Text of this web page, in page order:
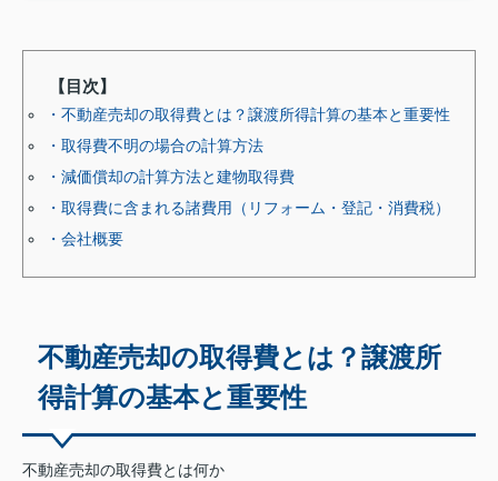
【目次】
・不動産売却の取得費とは？譲渡所得計算の基本と重要性
・取得費不明の場合の計算方法
・減価償却の計算方法と建物取得費
・取得費に含まれる諸費用（リフォーム・登記・消費税）
・会社概要
不動産売却の取得費とは？譲渡所
得計算の基本と重要性
不動産売却の取得費とは何か